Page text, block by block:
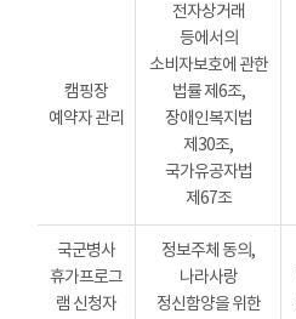
캠핑장
예약자 관리
전자상거래
등에서의
소비자보호에 관한
법률 제6조,
장애인복지법
제30조,
국가유공자법
제67조
국군병사
휴가프로그
램 신청자
정보주체 동의,
나라사랑
정신함양을 위한